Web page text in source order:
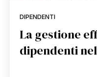
DIPENDENTI
La gestione
dipendenti